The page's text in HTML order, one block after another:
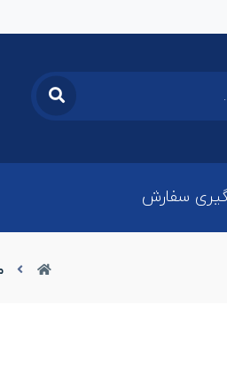
سفارش